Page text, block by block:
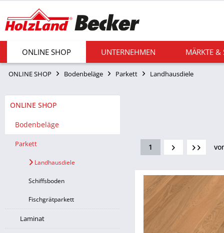
ONLINE SHOP UNTERNEHMEN MÄRKTE &
ONLINE SHOP Bodenbeläge Parkett Landhausdiele
ONLINE SHOP
Bodenbeläge
Parkett
Landhausdiele
Schiffsboden
Fischgrätparkett
Laminat
1